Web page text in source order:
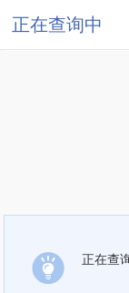
正在查询中
正在查